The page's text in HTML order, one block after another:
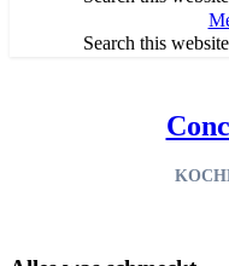
Search this website